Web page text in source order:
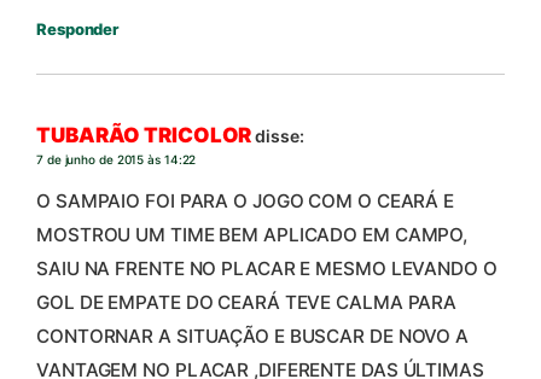
Responder
TUBARÃO TRICOLORdisse:
7 de junho de 2015 às 14:22
O SAMPAIO FOI PARA O JOGO COM O CEARÁ E
MOSTROU UM TIME BEM APLICADO EM CAMPO,
SAIU NA FRENTE NO PLACAR E MESMO LEVANDO O
GOL DE EMPATE DO CEARÁ TEVE CALMA PARA
CONTORNAR A SITUAÇÃO E BUSCAR DE NOVO A
VANTAGEM NO PLACAR ,DIFERENTE DAS ÚLTIMAS